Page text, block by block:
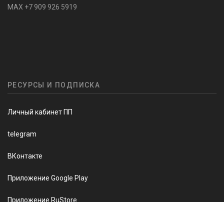
MAX +7 909 926 5919
РЕСУРСЫ И ПОДПИСКА
Личный кабинет ПП
telegram
ВКонтакте
Приложение Google Play
Приложение RuStore